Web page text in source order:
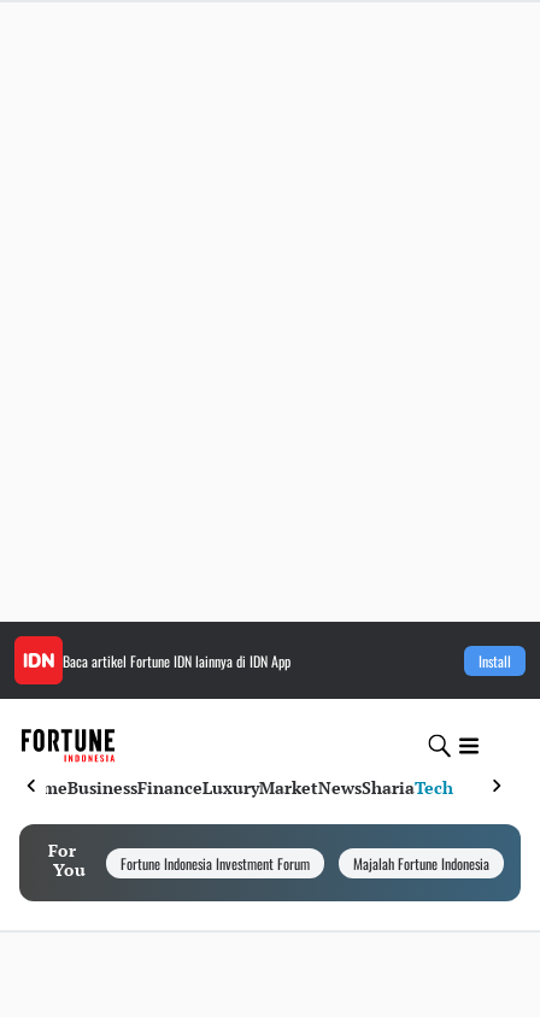
Baca artikel Fortune IDNlainnya di IDN App Install
HomeBusinessFinanceLuxuryMarketNewsShariaTech
For
You
Fortune Indonesia Investment Forum Majalah Fortune Indonesia